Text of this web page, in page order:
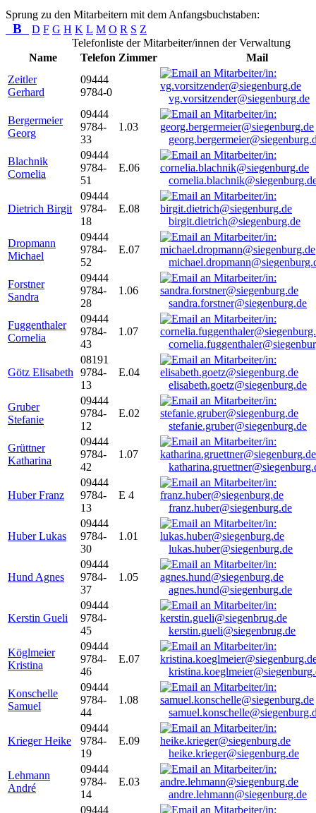
Sprung zu den Mitarbeitern mit dem Anfangsbuchstaben:
B D F G H K L M O R S Z
Telefonliste der Mitarbeiter/innen der Verwaltung
Name
Telefon Zimmer
Mail
Zeitler
Gerhard
09444
9784-0
vg.vorsitzender@siegenburg.de
Bergermeier
Georg
09444
9784-
33
1.03
Blachnik
Cornelia
09444
9784-
51
E.06
Dietrich Birgit
09444
9784-
18
E.08
birgit.dietrich@siegenburg.de
Dropmann
Michael
09444
9784-
52
E.07
Forstner
Sandra
09444
9784-
28
1.06
sandra.forstner@siegenburg.de
Fuggenthaler
Cornelia
09444
9784-
43
1.07
Götz Elisabeth
08191
9784-
13
E.04
elisabeth.goetz@siegenburg.de
Gruber
Stefanie
09444
9784-
12
E.02
stefanie.gruber@siegenburg.de
Grüttner
Katharina
09444
9784-
42
1.07
Huber Franz
09444
9784-
13
E 4
franz.huber@siegenburg.de
Huber Lukas
09444
9784-
30
1.01
lukas.huber@siegenburg.de
Hund Agnes
09444
9784-
37
1.05
agnes.hund@siegenburg.de
Kerstin Gueli
09444
9784-
45
kerstin.gueli@siegenbrug.de
Köglmeier
Kristina
09444
9784-
46
E.07
Konschelle
Samuel
09444
9784-
44
1.08
Krieger Heike
09444
9784-
19
E.09
heike.krieger@siegenburg.de
Lehmann
André
09444
9784-
14
E.03
andre.lehmann@siegenburg.de
09444